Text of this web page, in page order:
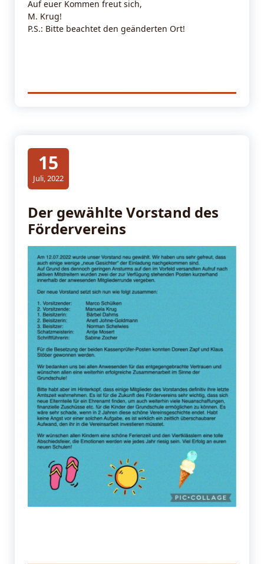
Auf euer Kommen freut sich,
M. Krug!
P.S.: Bitte beachtet den geänderten Ort!
15
Juli, 2022
Der gewählte Vorstand des
Fördervereins